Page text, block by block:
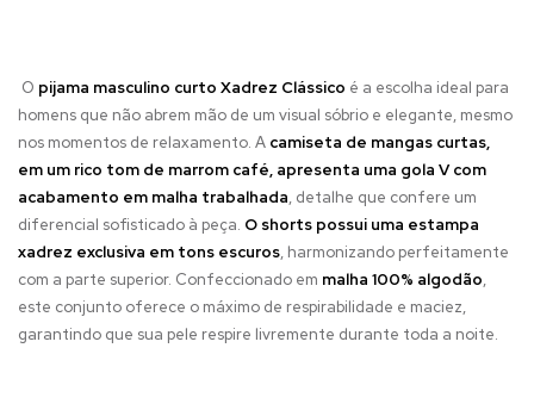
O pijama masculino curto Xadrez Clássico é a escolha ideal para
homens que não abrem mão de um visual sóbrio e elegante, mesmo
nos momentos de relaxamento. A camiseta de mangas curtas,
em um rico tom de marrom café, apresenta uma gola V com
acabamento em malha trabalhada, detalhe que confere um
diferencial sofisticado à peça. O shorts possui uma estampa
xadrez exclusiva em tons escuros, harmonizando perfeitamente
com a parte superior. Confeccionado em malha 100% algodão,
este conjunto oferece o máximo de respirabilidade e maciez,
garantindo que sua pele respire livremente durante toda a noite.